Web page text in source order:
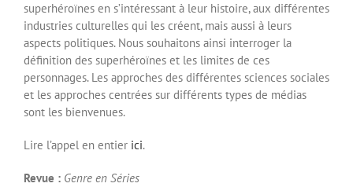
superhéroïnes en s’intéressant à leur histoire, aux différentes
industries culturelles qui les créent, mais aussi à leurs
aspects politiques. Nous souhaitons ainsi interroger la
définition des superhéroïnes et les limites de ces
personnages. Les approches des différentes sciences sociales
et les approches centrées sur différents types de médias
sont les bienvenues.
Lire l’appel en entier ici.
Revue : Genre en Séries